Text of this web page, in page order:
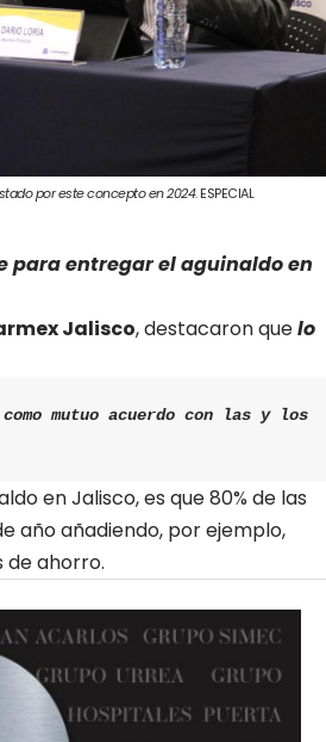
por este concepto en 2024. ESPECIAL
para entregar el aguinaldo en
Jalisco, destacaron quelo
mutuo acuerdo con las y los
en Jalisco, es que 80% de las
año añadiendo, por ejemplo,
de ahorro.